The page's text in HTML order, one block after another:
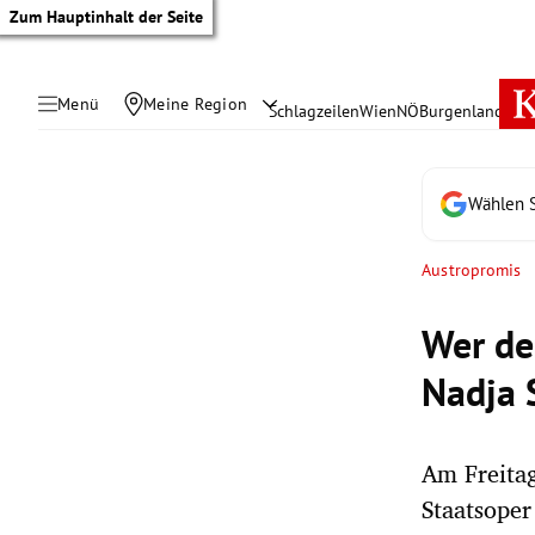
Zum Hauptinhalt der Seite
Menü Meine Region SchlagzeilenWienNÖBurgenland
Wählen
Austropromis
Wer
Nadja
Am